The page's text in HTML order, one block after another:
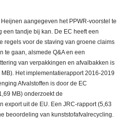
aangegeven het PPWR-voorstel te
een tandje bij kan. De EC heeft een
regels voor de staving van groene claims
te gaan, alsmede Q&A en een
van verpakkingen en afvalbakken is
Het implementatierapport 2016-2019
Afvalstoffen is door de EC
MB) onderzoekt de
export uit de EU. Een JRC-rapport (5,63
beoordeling van kunststofafvalrecycling.